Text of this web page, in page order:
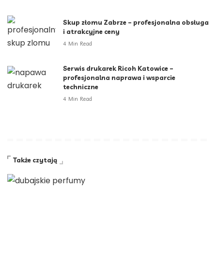
Skup złomu Zabrze – profesjonalna obsługa
i atrakcyjne ceny
4 Min Read
Serwis drukarek Ricoh Katowice –
profesjonalna naprawa i wsparcie
techniczne
4 Min Read
Także czytają